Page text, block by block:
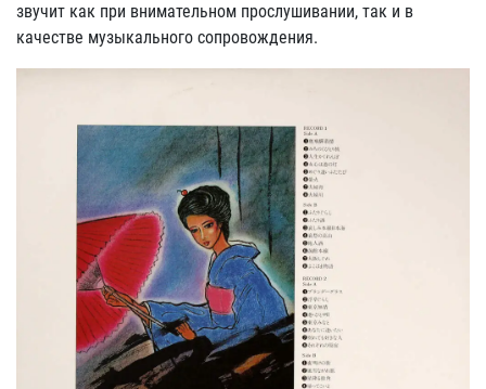
звучит как при внимательном прослушивании, так и в
качестве музыкального сопровождения.